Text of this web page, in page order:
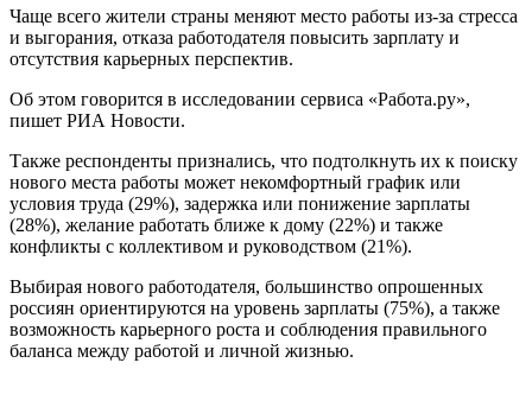
Чаще всего жители страны меняют место работы из-за стресса
и выгорания, отказа работодателя повысить зарплату и
отсутствия карьерных перспектив.
Об этом говорится в исследовании сервиса «Работа.ру»,
пишет РИА Новости.
Также респонденты признались, что подтолкнуть их к поиску
нового места работы может некомфортный график или
условия труда (29%), задержка или понижение зарплаты
(28%), желание работать ближе к дому (22%) и также
конфликты с коллективом и руководством (21%).
Выбирая нового работодателя, большинство опрошенных
россиян ориентируются на уровень зарплаты (75%), а также
возможность карьерного роста и соблюдения правильного
баланса между работой и личной жизнью.